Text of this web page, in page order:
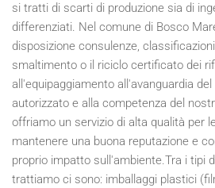
si tratti di scarti di produzione sia di
differenziati. Nel comune di Bosco
disposizione consulenze,
smaltimento o il riciclo certificato dei
all'equipaggiamento all'avanguardia
autorizzato e alla competenza del
offriamo un servizio di alta qualità per
mantenere una buona reputazione e
proprio impatto sull'ambiente.Tra i tipi
trattiamo ci sono: imballaggi plastici